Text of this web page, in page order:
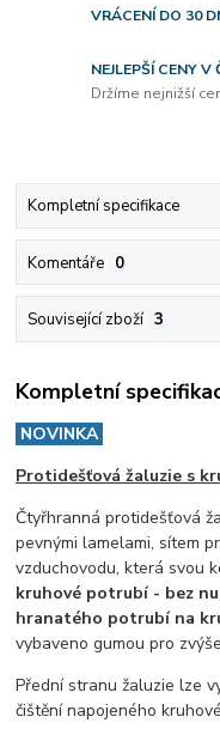
VRÁCENÍ DO 30
NEJLEPŠÍ CENY V
Držíme nejnižší
Kompletní specifikace
Komentáře 0
Související zboží 3
Kompletní
NOVINKA
Protidešťová žaluzie s
Čtyřhranná protidešťová
pevnými lamelami, sítem
vzduchovodu, která svou
kruhové potrubí - bez
hranatého potrubí na
vybaveno gumou pro
Přední stranu žaluzie lze
čištění napojeného